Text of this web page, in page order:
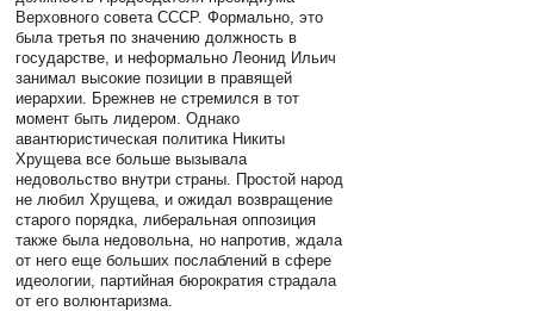
Верховного совета СССР. Формально, это
была третья по значению должность в
государстве, и неформально Леонид Ильич
занимал высокие позиции в правящей
иерархии. Брежнев не стремился в тот
момент быть лидером. Однако
авантюристическая политика Никиты
Хрущева все больше вызывала
недовольство внутри страны. Простой народ
не любил Хрущева, и ожидал возвращение
старого порядка, либеральная оппозиция
также была недовольна, но напротив, ждала
от него еще больших послаблений в сфере
идеологии, партийная бюрократия страдала
от его волюнтаризма.